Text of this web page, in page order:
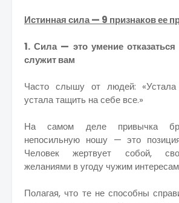
Истинная сила — 9 признаков ее
1. Сила — это умение отказаться
служит вам
Часто слышу от людей:
устала тащить на себе все.»
На самом деле привычка
непосильную ношу — это
Человек жертвует собой,
желаниями в угоду чужим
Полагая, что те не способны